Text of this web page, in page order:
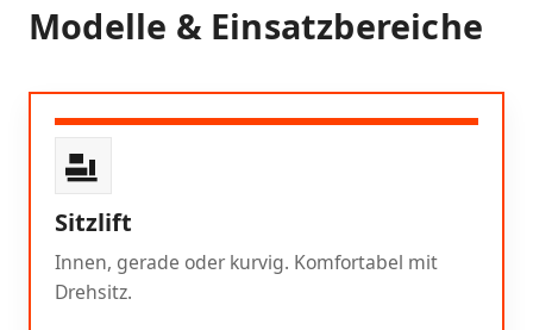
Modelle & Einsatzbereiche
Sitzlift
Innen, gerade oder kurvig. Komfortabel mit
Drehsitz.